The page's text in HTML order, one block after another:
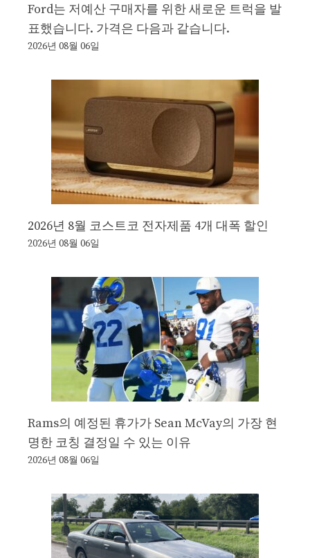
Ford는 저예산 구매자를 위한 새로운 트럭을 발
표했습니다. 가격은 다음과 같습니다.
2026년 08월 06일
2026년 8월 코스트코 전자제품 4개 대폭 할인
2026년 08월 06일
Rams의 예정된 휴가가 Sean McVay의 가장 현
명한 코칭 결정일 수 있는 이유
2026년 08월 06일